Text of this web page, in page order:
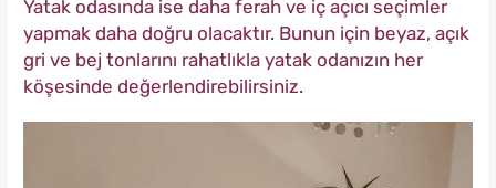
Yatak odasında ise daha ferah ve iç açıcı seçimler
yapmak daha doğru olacaktır. Bunun için beyaz, açık
gri ve bej tonlarını rahatlıkla yatak odanızın her
köşesinde değerlendirebilirsiniz.